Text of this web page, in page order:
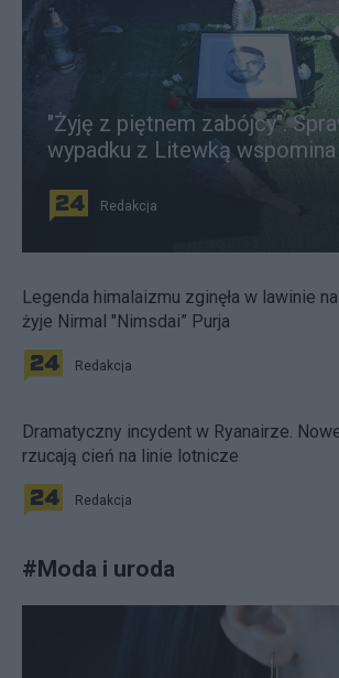
"Żyję z piętnem zabójcy".
wypadku z Litewką
Redakcja
Legenda himalaizmu zginęła w lawinie
żyje Nirmal "Nimsdai” Purja
Redakcja
Dramatyczny incydent w Ryanairze.
rzucają cień na linie lotnicze
Redakcja
#Moda i uroda